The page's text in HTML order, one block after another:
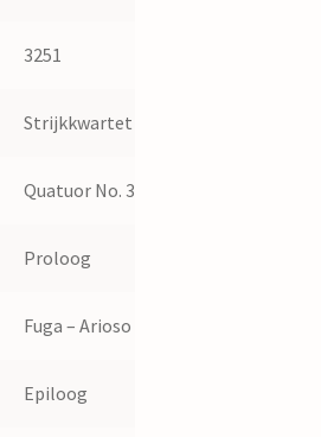
3251
Strijkkwartet
Quatuor No. 3
Proloog
Fuga – Arioso
Epiloog